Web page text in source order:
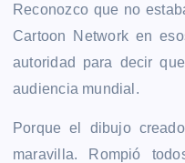
Reconozco que no
Cartoon Network en
autoridad para decir
audiencia mundial.
Porque el dibujo
maravilla. Rompió